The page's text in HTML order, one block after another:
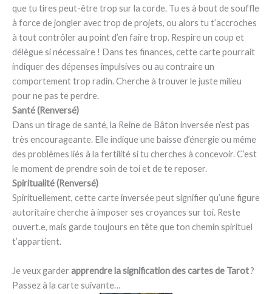
que tu tires peut-être trop sur la corde. Tu es à bout de souffle
à force de jongler avec trop de projets, ou alors tu t’accroches
à tout contrôler au point d’en faire trop. Respire un coup et
délègue si nécessaire ! Dans tes finances, cette carte pourrait
indiquer des dépenses impulsives ou au contraire un
comportement trop radin. Cherche à trouver le juste milieu
pour ne pas te perdre.
Santé (Renversé)
Dans un tirage de santé, la Reine de Bâton inversée n’est pas
très encourageante. Elle indique une baisse d’énergie ou même
des problèmes liés à la fertilité si tu cherches à concevoir. C’est
le moment de prendre soin de toi et de te reposer.
Spiritualité (Renversé)
Spirituellement, cette carte inversée peut signifier qu’une figure
autoritaire cherche à imposer ses croyances sur toi. Reste
ouvert.e, mais garde toujours en tête que ton chemin spirituel
t’appartient.
Je veux garder apprendre la signification des cartes de Tarot?
Passez à la carte suivante…